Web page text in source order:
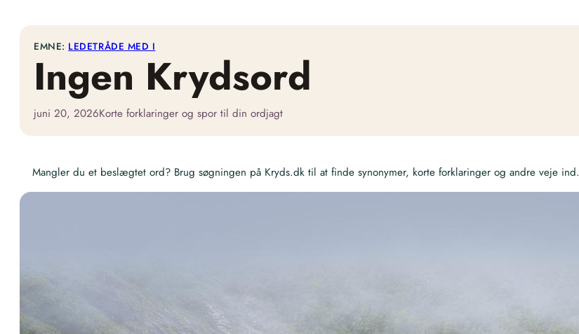
EMNE: LEDETRÅDE MED I
Ingen Krydsord
juni 20, 2026Korte forklaringer og spor til din ordjagt
Mangler du et beslægtet ord? Brug søgningen på Kryds.dk til at finde synonymer, korte forklaringer og andre veje ind.